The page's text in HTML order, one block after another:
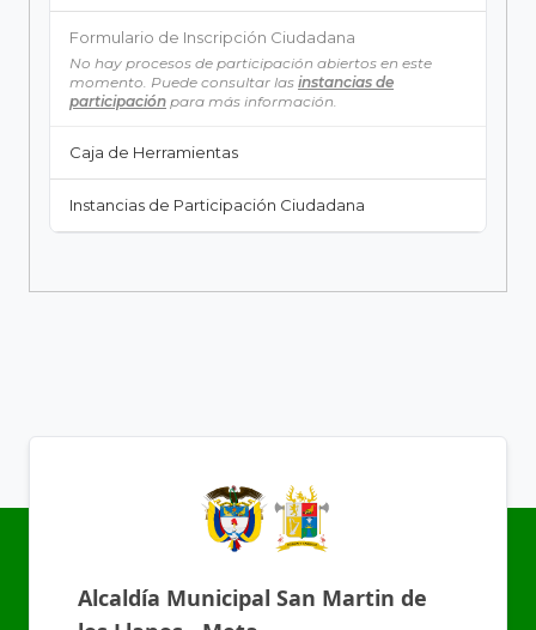
Formulario de Inscripción Ciudadana
No hay procesos de participación abiertos en este
momento. Puede consultar las instancias de
participación para más información.
Caja de Herramientas
Instancias de Participación Ciudadana
Alcaldía Municipal San Martin de